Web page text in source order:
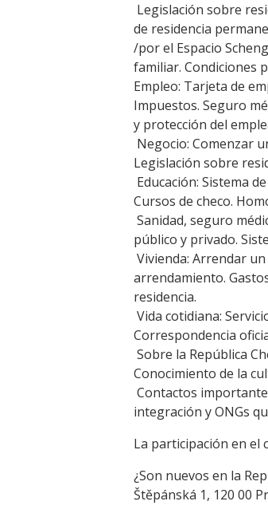
Legislación sobre
de residencia
/por el Espacio
familiar. Condiciones
Empleo: Tarjeta de
Impuestos. Seguro
y protección del
Negocio: Comenzar
Legislación sobre
Educación: Sistema
Cursos de checo.
Sanidad, seguro
público y privado.
Vivienda: Arrendar
arrendamiento.
residencia.
Vida cotidiana:
Correspondencia
Sobre la República
Conocimiento de la
Contactos
integración y ONGs
La participación en el
¿Son nuevos en la
Štěpánská 1, 120 00